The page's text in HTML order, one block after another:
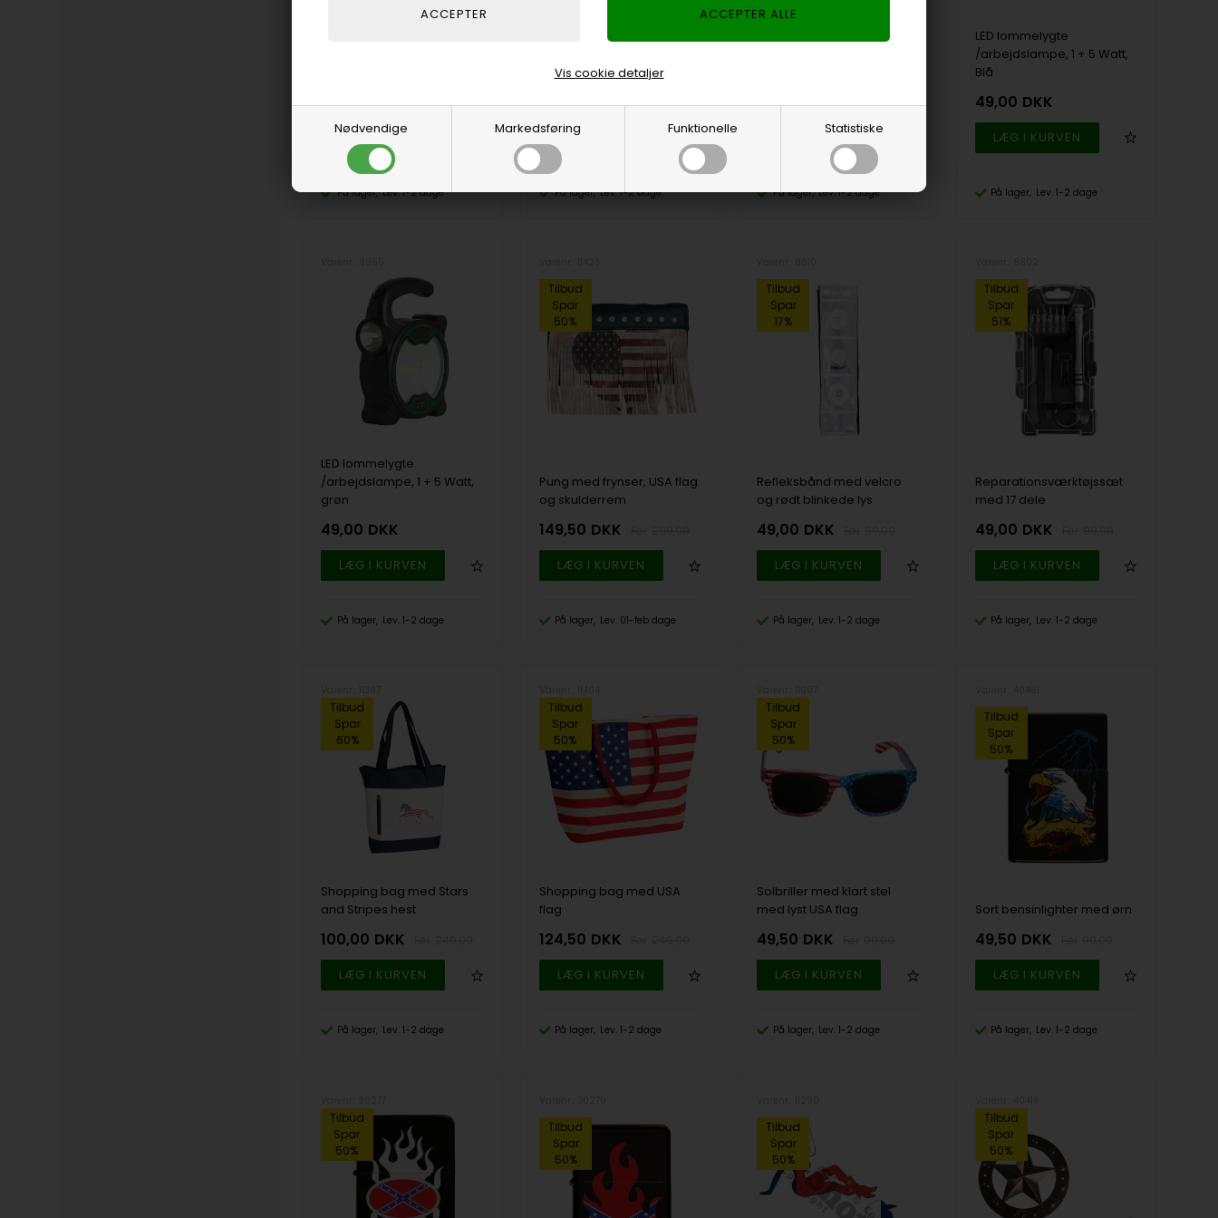
Nødvendige Markedsføring Funktionelle Statistiske
Vis cookie detaljer
15,00 DKK 39,00
På lager Lev. 1-2 dage
Kortlæser og USB adapter,
til SD og micro SD kort
89,00 DKK 109,00
På lager Lev. 1-2 dage
Kraftig LED arbejdslampe,
399,00 DKK
På lager Lev. 1-2 dage
LED lommelygte
/arbejdslampe, 1 + 5 Watt,
Blå
49,00 DKK
På lager Lev. 1-2 dage
LED lommelygte
/arbejdslampe, 1 + 5 Watt,
grøn
49,00 DKK
På lager Lev. 1-2 dage
Tilbud
Spar
50%
Pung med frynser, USA flag
og skulderrem
149,50 DKK
På lager Lev. 01-feb dage
Tilbud
Spar
17%
Refleksbånd med velcro
og rødt blinkede lys
49,00 DKK
På lager Lev. 1-2 dage
Tilbud
Spar
51%
Reparationsværktøjssæt
med 17 dele
49,00 DKK
På lager Lev. 1-2 dage
Tilbud
Spar
60%
Shopping bag med Stars
and Stripes hest
100,00 DKK
På lager Lev. 1-2 dage
Tilbud
Spar
50%
Shopping bag med USA
flag
124,50 DKK
På lager Lev. 1-2 dage
Tilbud
Spar
50%
Solbriller med klart stel
med lyst USA flag
49,50 DKK
På lager Lev. 1-2 dage
Tilbud
Spar
50%
Sort bensinlighter med ørn
49,50 DKK
På lager Lev. 1-2 dage
Tilbud
Spar
50%
Tilbud
Spar
50%
Tilbud
Spar
50%
Tilbud
Spar
50%